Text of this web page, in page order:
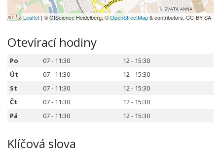
Leaflet | © GIScience Heidelberg, ©OpenStreetMap& contributors, CC-BY-SA
Otevírací hodiny
Po 07 - 11:30
12 - 15:30
Út
07 - 11:30
12 - 15:30
St
07 - 11:30
12 - 15:30
Čt
07 - 11:30
12 - 15:30
Pá
07 - 11:30 12 - 15:30
Klíčová slova